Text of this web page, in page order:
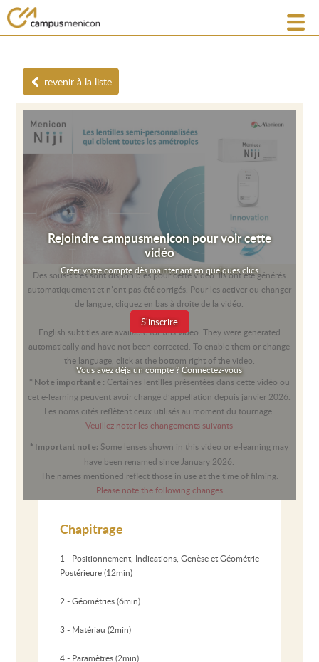
revenir à la liste
Rejoindre campusmenicon pour voir cette
vidéo
Créer votre compte dès maintenant en quelques clics
S'inscrire
Vous avez déja un compte ?Connectez-vous
Des sous-titres sont disponibles pour cette vidéo. Ils ont été générés
automatiquement et n’ont pas été corrigés. Pour les activer ou changer
de langue, cliquez en bas à droite de la vidéo.
English subtitles are available for this video. They were generated
automatically and have not been corrected. To enable them or change
the language, click at the bottom right of the video.
* Note importante : Certaines lentilles présentées dans cette vidéo ou
cet e-learning peuvent avoir changé d’appellation depuis janvier 2026.
Les noms cités reflètent ceux utilisés au moment du tournage.
Veuillez noter les changements suivants
* Important note: Some lenses shown in this video or e-learning may
have been renamed since January 2026.
The names mentioned reflect those in use at the time of filming.
Please note the following changes
Chapitrage
1 - Positionnement, Indications, Genèse et Géométrie
Postérieure (12min)
2 - Géométries (6min)
3 - Matériau (2min)
4 - Paramètres (2min)